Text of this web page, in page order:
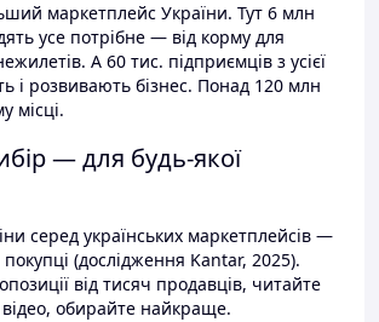
маркетплейс України. Тут 6 млн
усе потрібне — від корму для
А 60 тис. підприємців з усієї
і розвивають бізнес. Понад 120 млн
місці.
— для будь-якої
серед українських маркетплейсів —
покупці (дослідження Kantar, 2025).
від тисяч продавців, читайте
відео, обирайте найкраще.